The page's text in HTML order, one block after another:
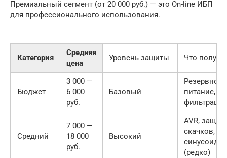
Премиальный сегмент (от 20 000 руб.) — это On-line ИБП
для профессионального использования.
Категория
Средняя
цена
Уровень защиты Что
Бюджет
3 000 —
6 000
руб.
Базовый
Резервное
питание,
фильтрация
Средний
7 000 —
18 000
руб.
Высокий
AVR,
скачков,
синусоида
(редко)